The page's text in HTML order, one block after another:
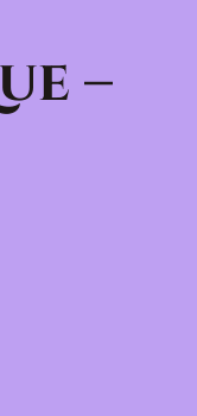
–